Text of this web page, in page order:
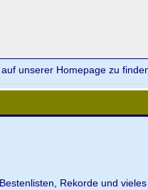
unserer Homepage zu
Rekorde und vieles